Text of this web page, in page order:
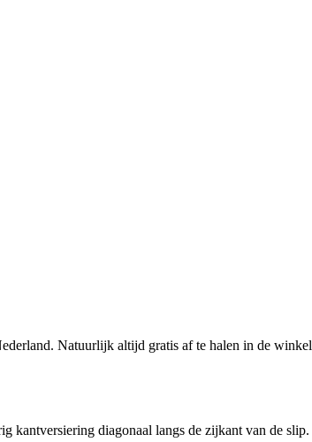
Natuurlijk altijd gratis af te halen in de
diagonaal langs de zijkant van de